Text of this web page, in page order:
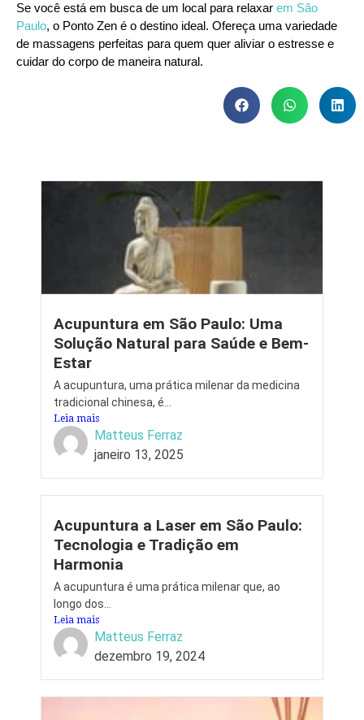
Se você está em busca de um local para relaxar em São
Paulo, o Ponto Zen é o destino ideal. Ofereça uma variedade
de massagens perfeitas para quem quer aliviar o estresse e
cuidar do corpo de maneira natural.
Acupuntura em São Paulo: Uma
Solução Natural para Saúde e Bem-
Estar
A acupuntura, uma prática milenar da medicina
tradicional chinesa, é...
Leia mais
Matteus Ferraz
janeiro 13, 2025
Acupuntura a Laser em São Paulo:
Tecnologia e Tradição em
Harmonia
A acupuntura é uma prática milenar que, ao
longo dos...
Leia mais
Matteus Ferraz
dezembro 19, 2024